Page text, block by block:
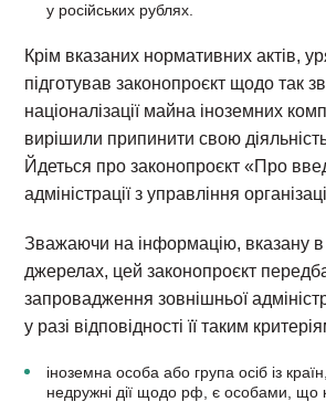
у російських рублях.
Крім вказаних нормативних актів,
підготував законопроєкт щодо так
націоналізації майна іноземних
вирішили припинити свою
Йдеться про законопроєкт «Про
адміністрації з управління
Зважаючи на інформацію, вказану в
джерелах, цей законопроєкт
запровадження зовнішньої
у разі відповідності її таким
іноземна особа або група осіб із
недружні дії щодо рф, є особами, що